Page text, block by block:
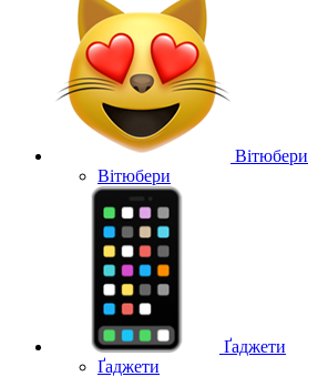
Вітюбери
Вітюбери
Ґаджети
Ґаджети